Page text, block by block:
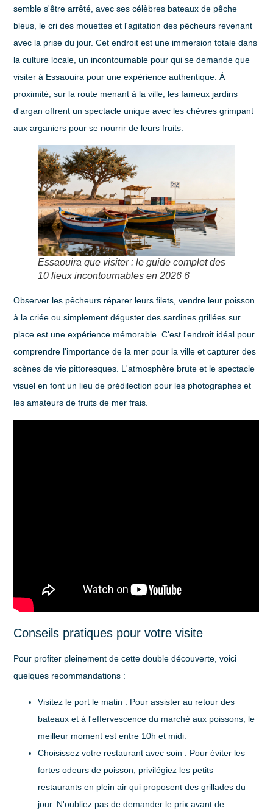
semble s'être arrêté, avec ses célèbres bateaux de pêche
bleus, le cri des mouettes et l'agitation des pêcheurs revenant
avec la prise du jour. Cet endroit est une immersion totale dans
la culture locale, un incontournable pour qui se demandeque
visiter à Essaouira pour une expérience authentique. À
proximité, sur la route menant à la ville, les fameux jardins
d'argan offrent un spectacle unique avec les chèvres grimpant
aux arganiers pour se nourrir de leurs fruits.
Essaouira que visiter : le guide complet des
10 lieux incontournables en 2026 6
Observer les pêcheurs réparer leurs filets, vendre leur poisson
à la criée ou simplement déguster des sardines grillées sur
place est une expérience mémorable. C'est l'endroit idéal pour
comprendre l'importance de la mer pour la ville et capturer des
scènes de vie pittoresques. L'atmosphère brute et le spectacle
visuel en font un lieu de prédilection pour les photographes et
les amateurs de fruits de mer frais.
Conseils pratiques pour votre visite
Pour profiter pleinement de cette double découverte, voici
quelques recommandations :
Visitez le port le matin : Pour assister au retour des
bateaux et à l'effervescence du marché aux poissons, le
meilleur moment est entre 10h et midi.
Choisissez votre restaurant avec soin : Pour éviter les
fortes odeurs de poisson, privilégiez les petits
restaurants en plein air qui proposent des grillades du
jour. N'oubliez pas de demander le prix avant de